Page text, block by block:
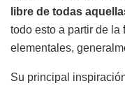
libre de todas
todo esto a partir de
elementales,
Su principal